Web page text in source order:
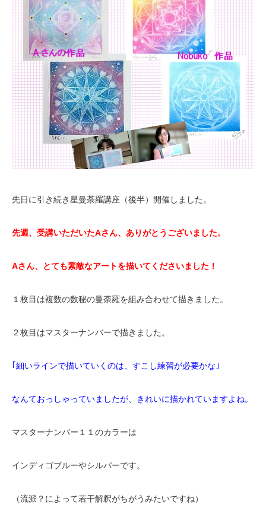
先日に引き続き星曼荼羅講座（後半）開催しました。
先週、受講いただいたAさん、ありがとうございました。
Aさん、とても素敵なアートを描いてくださいました！
１枚目は複数の数秘の曼荼羅を組み合わせて描きました。
２枚目はマスターナンバーで描きました。
｢細いラインで描いていくのは、すこし練習が必要かな｣
なんておっしゃっていましたが、きれいに描かれていますよね。
マスターナンバー１１のカラーは
インディゴブルーやシルバーです。
（流派？によって若干解釈がちがうみたいですね）